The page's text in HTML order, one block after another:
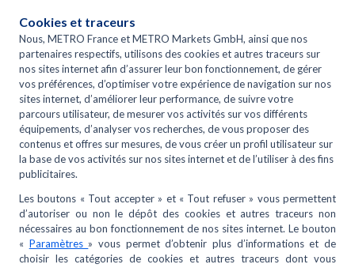
Problème avec un produit
Incident lors de la livraison
Problème avec les consignes ou palettes
Problème de prix